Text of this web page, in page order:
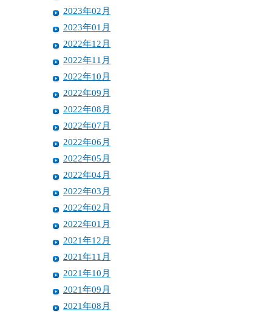
2023年02月
2023年01月
2022年12月
2022年11月
2022年10月
2022年09月
2022年08月
2022年07月
2022年06月
2022年05月
2022年04月
2022年03月
2022年02月
2022年01月
2021年12月
2021年11月
2021年10月
2021年09月
2021年08月